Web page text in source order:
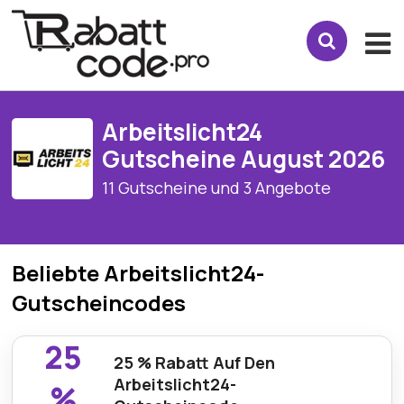
Arbeitslicht24
Gutscheine August 2026
11 Gutscheine und 3 Angebote
Beliebte Arbeitslicht24-
Gutscheincodes
25
25 % Rabatt Auf Den
Arbeitslicht24-